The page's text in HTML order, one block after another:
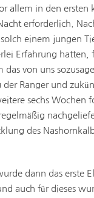
allem in den ersten
erforderlich.
einem jungen
Erfahrung hatten,
das von uns
der Ranger und
sechs Wochen
des
dann das erste
auch für dieses